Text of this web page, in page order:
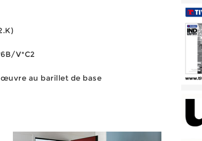
V*C2
au barillet de base